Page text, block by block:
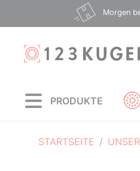
Morgen
PRODUKTE
STARTSEITE